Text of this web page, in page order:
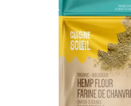
AJOUTER AU PANIER